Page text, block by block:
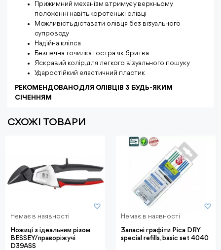
Прижимний механізм втримує у верхньому
положенні навіть коротенькі олівці
Можливість діставати олівця без візуального
супроводу
Надійна кліпса
Безпечна точилка гостра як бритва
Яскравий колір, для легкого візуального пошуку
Ударостійкий еластичний пластик
РЕКОМЕНДОВАНО ДЛЯ ОЛІВЦІВ З БУДЬ-ЯКИМ
СІЧЕННЯМ
СХОЖІ ТОВАРИ
Немає в наявності
Ножиці з ідеальним різом
BESSEY/праворіжучі
D39ASS
Немає в наявності
Запасні графіти Pica DRY
special refills, basic set 4040